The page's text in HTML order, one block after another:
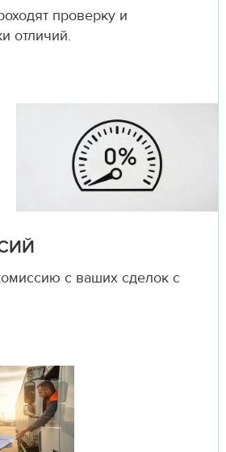
проверку и
отличий.
с ваших сделок с